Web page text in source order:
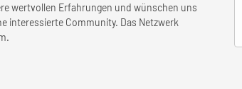
wertvollen Erfahrungen und wünschen uns
interessierte Community. Das Netzwerk